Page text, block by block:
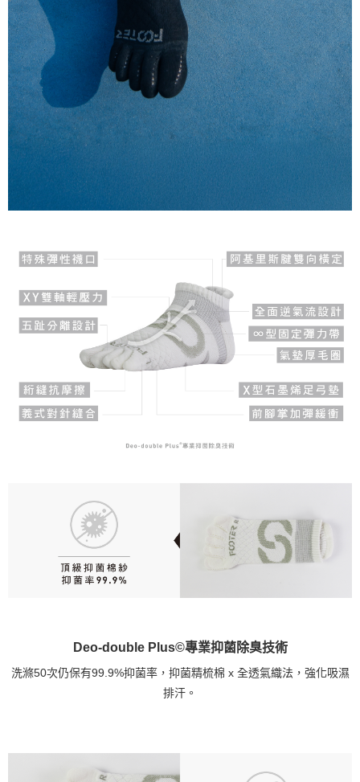
Deo-double Plus©專業抑菌除臭技術
洗滌50次仍保有99.9%抑菌率，抑菌精梳棉 x 全透氣織法，強化吸濕
排汗。